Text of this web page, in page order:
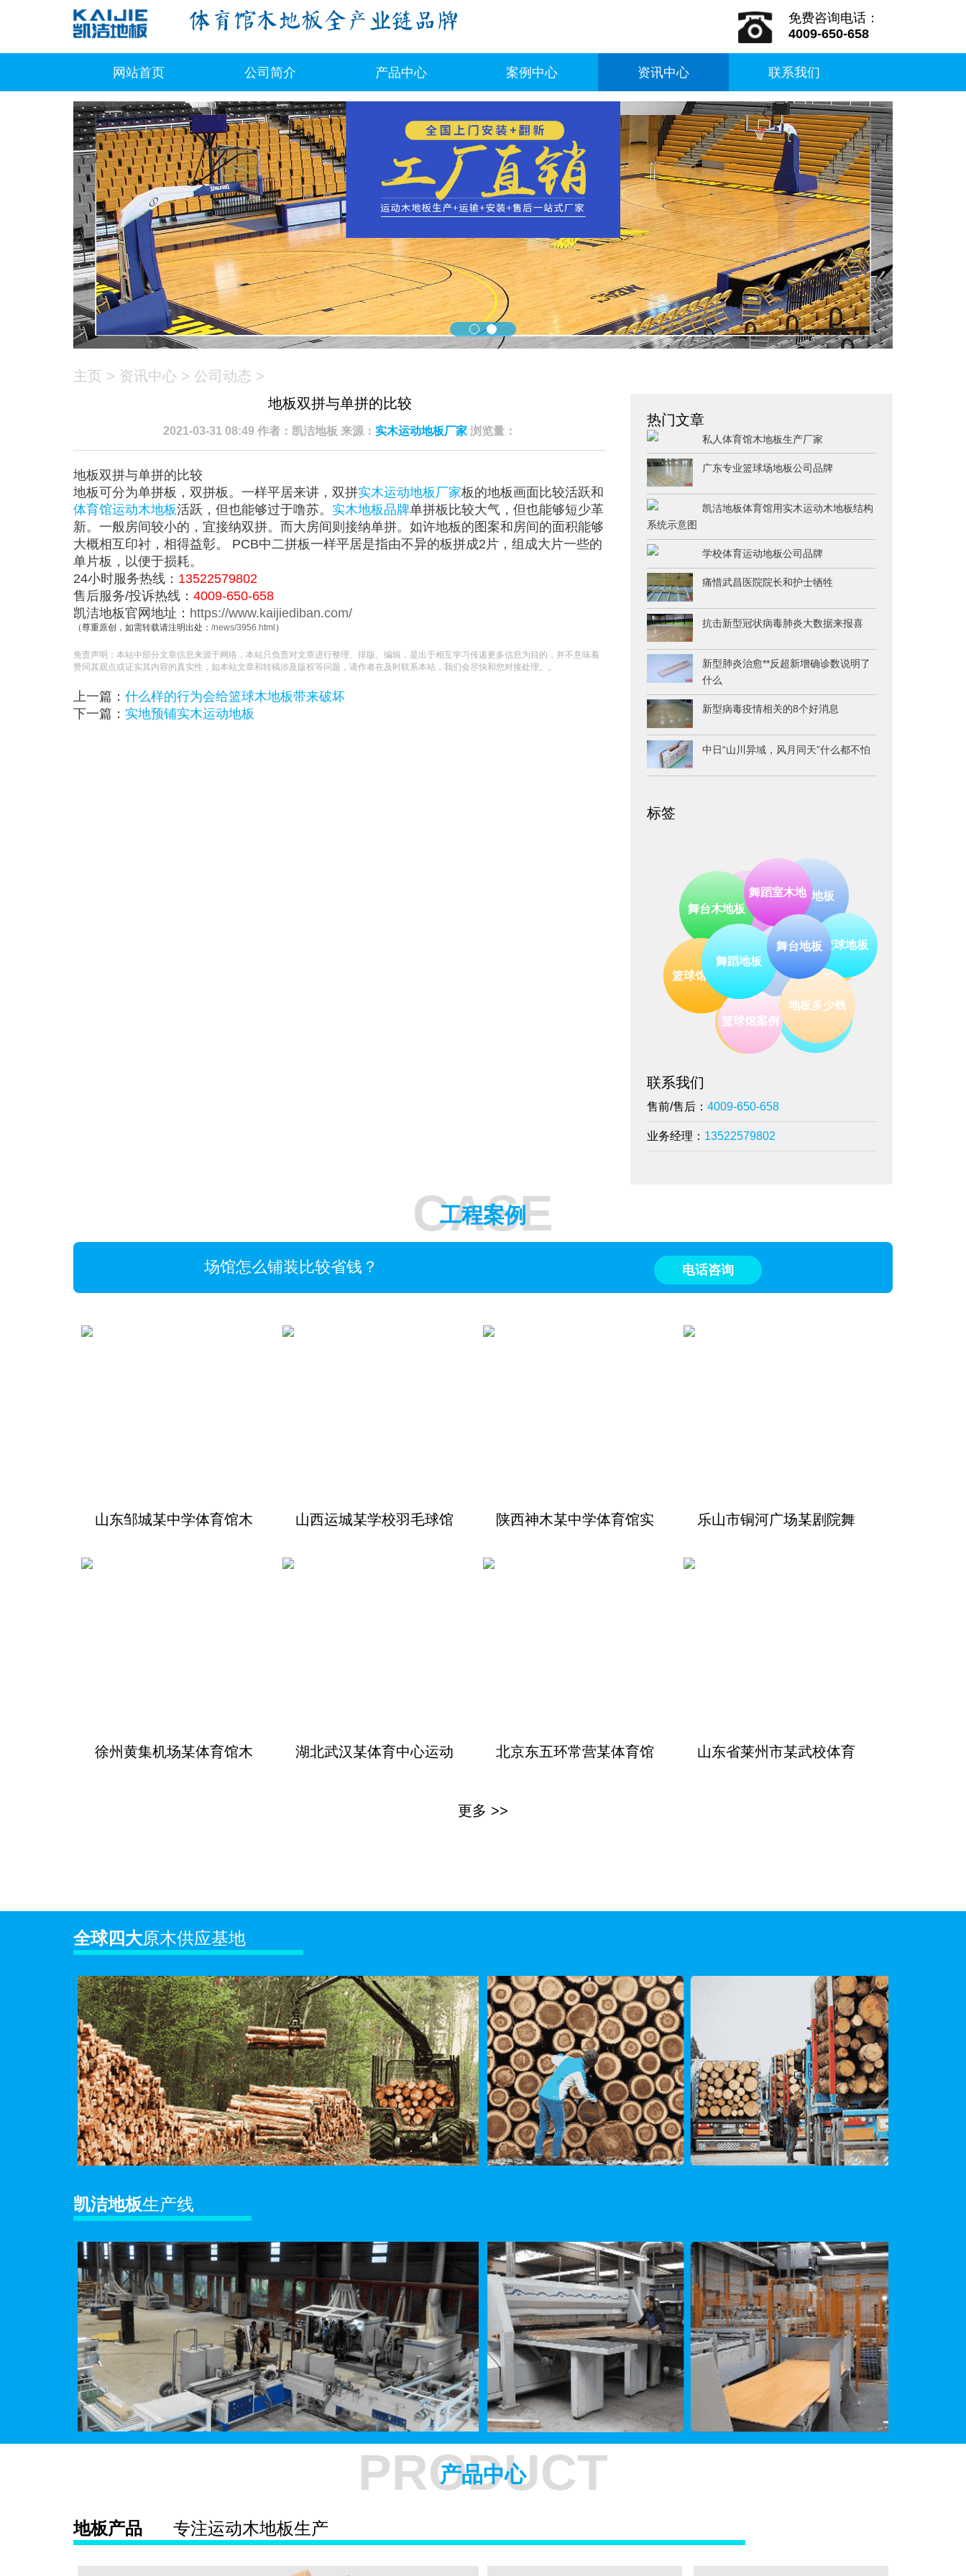
免费咨询电话：
4009-650-658
网站首页 公司简介 产品中心 案例中心 资讯中心 联系我们
主页 > 资讯中心 > 公司动态 >
地板双拼与单拼的比较
2021-03-31 08:49 作者：凯洁地板 来源： 实木运动地板厂家 浏览量：
地板双拼与单拼的比较
地板可分为单拼板，双拼板。一样平居来讲，双拼实木运动地板厂家板的地板画面比较活跃和
体育馆运动木地板活跃，但也能够过于噜苏。 实木地板品牌单拼板比较大气，但也能够短少革
新。一般房间较小的，宜接纳双拼。而大房间则接纳单拼。如许地板的图案和房间的面积能够
大概相互印衬，相得益彰。 PCB中二拼板一样平居是指由不异的板拼成2片，组成大片一些的
单片板，以便于损耗。
24小时服务热线： 13522579802
售后服务/投诉热线： 4009-650-658
凯洁地板官网地址： https://www.kaijiediban.com/
（尊重原创，如需转载请注明出处： /news/3956.html ）
免责声明：本站中部分文章信息来源于网络，本站只负责对文章进行整理、排版、编辑，是出于相互学习传递更多信息为目的，并不意味着
赞同其观点或证实其内容的真实性，如本站文章和转稿涉及版权等问题，请作者在及时联系本站，我们会尽快和您对接处理。。
上一篇： 什么样的行为会给篮球木地板带来破坏
下一篇： 实地预铺实木运动地板
热门文章
私人体育馆木地板生产厂家
广东专业篮球场地板公司品牌
凯洁地板体育馆用实木运动木地板结构
系统示意图
学校体育运动地板公司品牌
痛惜武昌医院院长和护士牺牲
抗击新型冠状病毒肺炎大数据来报喜
新型肺炎治愈**反超新增确诊数说明了
什么
新型病毒疫情相关的8个好消息
中日“山川异域，风月同天”什么都不怕
标签
凯洁
篮球木地板
地板价格
地板销售
运动木地板 体育地板
篮球地板
地板多少钱
篮球馆案例
篮球馆保养
舞台木地板
舞蹈室木地
板
舞台地板
舞蹈地板
联系我们
售前/售后： 4009-650-658
业务经理： 13522579802
CASE
工程案例
场馆怎么铺装比较省钱？ 电话咨询
山东邹城某中学体育馆木 山西运城某学校羽毛球馆 陕西神木某中学体育馆实 乐山市铜河广场某剧院舞
徐州黄集机场某体育馆木 湖北武汉某体育中心运动 北京东五环常营某体育馆 山东省莱州市某武校体育
更多 >>
全球四大原木供应基地
凯洁地板生产线
PRODUCT
产品中心
地板产品 专注运动木地板生产